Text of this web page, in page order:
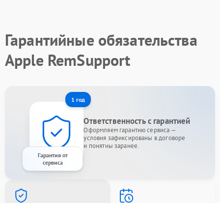
Гарантийные обязательства
Apple RemSupport
1 год
Гарантия от
сервиса
Ответственность с гарантией
Оформляем гарантию сервиса —
условия зафиксированы в договоре
и понятны заранее.